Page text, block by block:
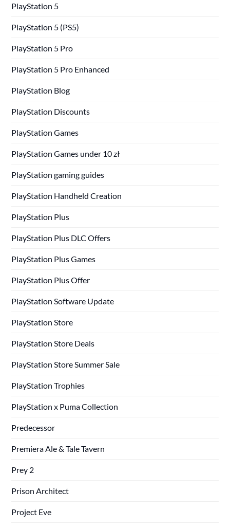
PlayStation 5
PlayStation 5 (PS5)
PlayStation 5 Pro
PlayStation 5 Pro Enhanced
PlayStation Blog
PlayStation Discounts
PlayStation Games
PlayStation Games under 10 zł
PlayStation gaming guides
PlayStation Handheld Creation
PlayStation Plus
PlayStation Plus DLC Offers
PlayStation Plus Games
PlayStation Plus Offer
PlayStation Software Update
PlayStation Store
PlayStation Store Deals
PlayStation Store Summer Sale
PlayStation Trophies
PlayStation x Puma Collection
Predecessor
Premiera Ale & Tale Tavern
Prey 2
Prison Architect
Project Eve